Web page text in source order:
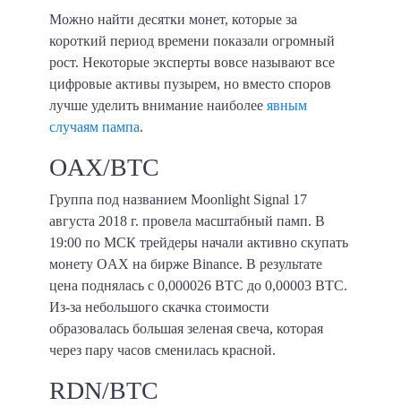
Можно найти десятки монет, которые за
короткий период времени показали огромный
рост. Некоторые эксперты вовсе называют все
цифровые активы пузырем, но вместо споров
лучше уделить внимание наиболее явным
случаям пампа.
OAX/BTC
Группа под названием Moonlight Signal 17
августа 2018 г. провела масштабный памп. В
19:00 по МСК трейдеры начали активно скупать
монету OAX на бирже Binance. В результате
цена поднялась с 0,000026 BTC до 0,00003 BTC.
Из-за небольшого скачка стоимости
образовалась большая зеленая свеча, которая
через пару часов сменилась красной.
RDN/BTC